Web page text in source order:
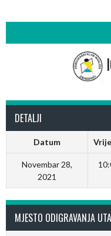
DETALJI
Datum
Novembar 28,
2021
MJESTO ODIGRAVANJA